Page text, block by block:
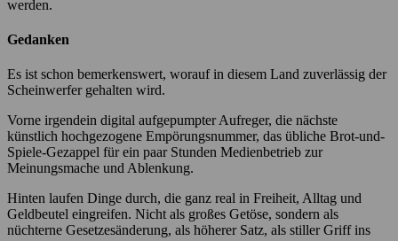
werden.
Gedanken
Es ist schon bemerkenswert, worauf in diesem Land zuverlässig der
Scheinwerfer gehalten wird.
Vorne irgendein digital aufgepumpter Aufreger, die nächste
künstlich hochgezogene Empörungsnummer, das übliche Brot-und-
Spiele-Gezappel für ein paar Stunden Medienbetrieb zur
Meinungsmache und Ablenkung.
Hinten laufen Dinge durch, die ganz real in Freiheit, Alltag und
Geldbeutel eingreifen. Nicht als großes Getöse, sondern als
nüchterne Gesetzesänderung, als höherer Satz, als stiller Griff ins